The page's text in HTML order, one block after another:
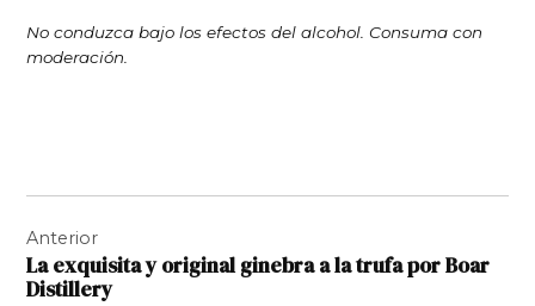
No conduzca bajo los efectos del alcohol. Consuma con
moderación.
de
entradas
Anterior
La exquisita y original ginebra a la trufa por Boar
Distillery